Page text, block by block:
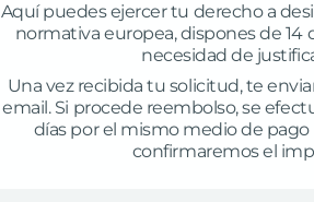
Aquí puedes ejercer tu derecho a
normativa europea, dispones de 14
necesidad de
Una vez recibida tu solicitud, te
email. Si procede reembolso, se
días por el mismo medio de
confirmaremos el